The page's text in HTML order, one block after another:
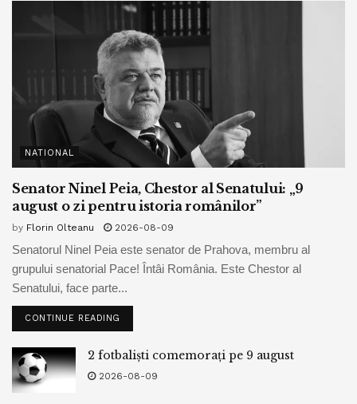
NATIONAL
Senator Ninel Peia, Chestor al Senatului: „9
august o zi pentru istoria românilor”
by Florin Olteanu 2026-08-09
Senatorul Ninel Peia este senator de Prahova, membru al
grupului senatorial Pace! Întâi România. Este Chestor al
Senatului, face parte...
CONTINUE READING
2 fotbaliști comemorați pe 9 august
2026-08-09